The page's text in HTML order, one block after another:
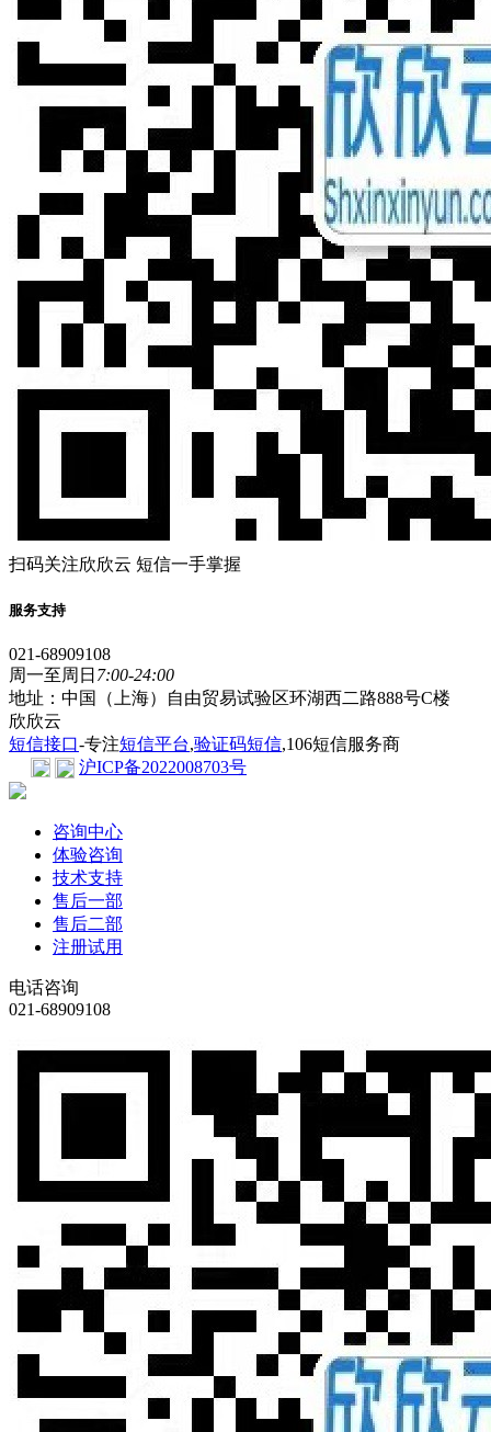
扫码关注欣欣云 短信一手掌握
服务支持
021-68909108
周一至周日 7:00-24:00
地址：中国（上海）自由贸易试验区环湖西二路888号C楼
欣欣云
短信接口-专注短信平台,验证码短信,106短信服务商
沪ICP备2022008703号
咨询中心
体验咨询
技术支持
售后一部
售后二部
注册试用
电话咨询
021-68909108